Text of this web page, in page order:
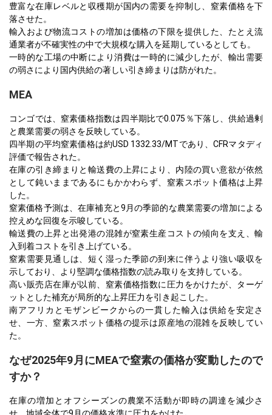
豊富な在庫レベルと収穫期が国内の需要を抑制し、窒素価格を下
落させた。
輸入および物流コストの増加は価格の下限を提供した、たとえ流
通業者が不確実性の中で大規模な購入を延期しているとしても。
一時的な工場の中断により消費は一時的に減少したが、輸出需要
の弱さにより国内供給の著しい引き締まりは防がれた。
MEA
コンゴでは、窒素価格指数は四半期比で0.075％下落し、供給過剰
と農業需要の弱さを反映している。
四半期の平均窒素価格は約USD 1332.33/MTであり、CFRマタディ
評価で報告された。
在庫の引き締まりと輸送費の上昇により、内陸の買い意欲が依然
として鈍いままであるにもかかわらず、窒素スポット価格は上昇
した。
窒素価格予測は、在庫補充と9月の季節的な農業需要の増加による
控えめな回復を示唆している。
輸送費の上昇と出発港の混雑が窒素生産コストの傾向を支え、輸
入到着コストを引き上げている。
窒素需要見通しは、短く湿った季節の到来に伴うより強い吸収を
示しており、より堅調な価格指数の読み取りを支持している。
高い販売店在庫が以前、窒素価格指数に圧力をかけたが、ターゲ
ットとした補充が局所的な上昇圧力を引き起こした。
南アフリカとモザンビークからの一貫した輸入は供給を安定さ
せ、一方、窒素スポット価格の提示は原産地の混雑を反映してい
た。
なぜ2025年9月にMEAで窒素の価格が変動したので
すか？
在庫の増加とオフシーズンの農業不活動が即時の調達を減少さ